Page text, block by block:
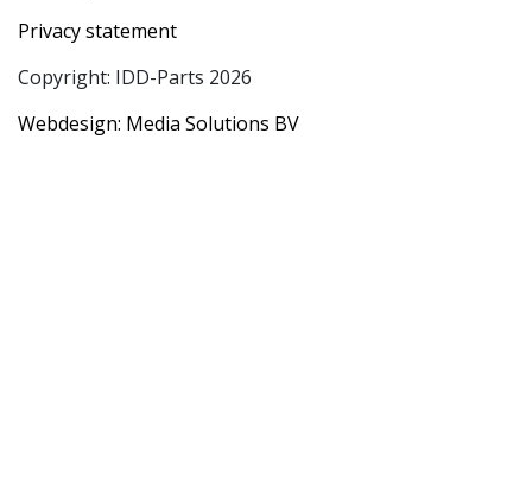
Privacy statement
Copyright: IDD-Parts 2026
Webdesign: Media Solutions BV